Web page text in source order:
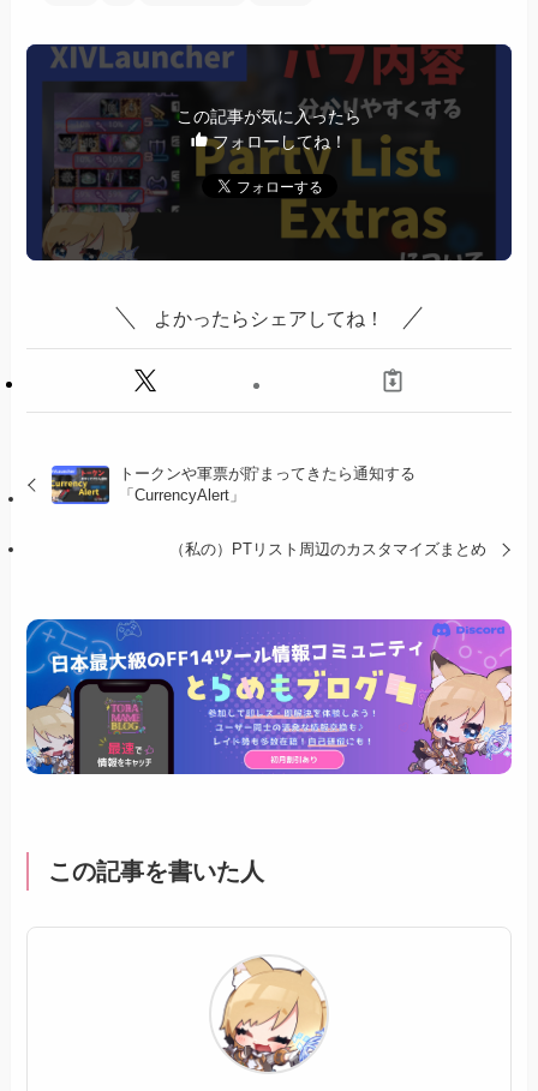
この記事が気に入ったら
フォローしてね！
よかったらシェアしてね！
トークンや軍票が貯まってきたら通知する
「CurrencyAlert」
（私の）PTリスト周辺のカスタマイズまとめ
この記事を書いた人